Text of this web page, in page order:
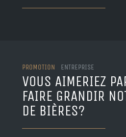
PROMOTION ENTREPRISE
VOUS AIMERIEZ
FAIRE GRANDIR
DE BIÈRES?